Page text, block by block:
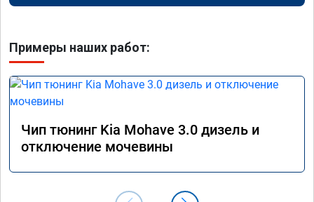
Примеры наших работ:
Чип тюнинг Kia Mohave 3.0 дизель и
отключение мочевины